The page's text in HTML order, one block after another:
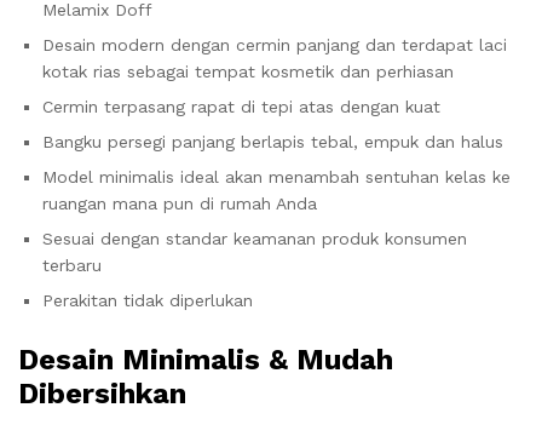
Melamix Doff
Desain modern dengan cermin panjang dan terdapat laci
kotak rias sebagai tempat kosmetik dan perhiasan
Cermin terpasang rapat di tepi atas dengan kuat
Bangku persegi panjang berlapis tebal, empuk dan halus
Model minimalis ideal akan menambah sentuhan kelas ke
ruangan mana pun di rumah Anda
Sesuai dengan standar keamanan produk konsumen
terbaru
Perakitan tidak diperlukan
Desain Minimalis & Mudah
Dibersihkan